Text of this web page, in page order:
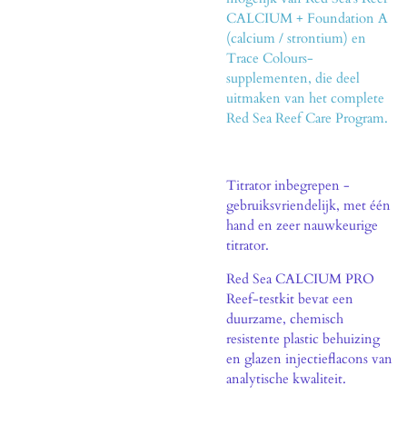
CALCIUM + Foundation A
(calcium / strontium) en
Trace Colours-
supplementen, die deel
uitmaken van het complete
Red Sea Reef Care Program.
Titrator inbegrepen -
gebruiksvriendelijk, met één
hand en zeer nauwkeurige
titrator.
Red Sea CALCIUM PRO
Reef-testkit bevat een
duurzame, chemisch
resistente plastic behuizing
en glazen injectieflacons van
analytische kwaliteit.